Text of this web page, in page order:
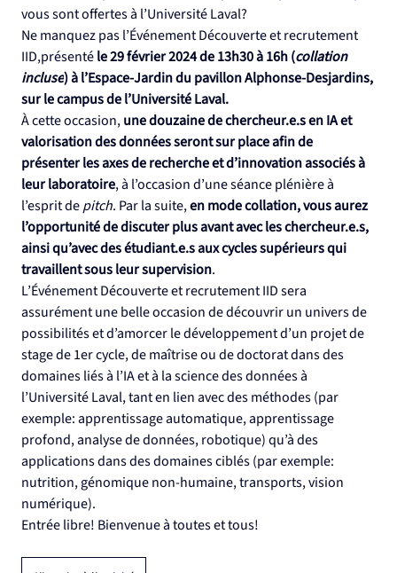
vous sont offertes à l’Université Laval?
Ne manquez pas l’Événement Découverte et recrutement
IID,présenté le 29 février 2024 de 13h30 à 16h (collation
incluse) à l’Espace-Jardin du pavillon Alphonse-Desjardins,
sur le campus de l’Université Laval.
À cette occasion, une douzaine de chercheur.e.s en IA et
valorisation des données seront sur place afin de
présenter les axes de recherche et d’innovation associés à
leur laboratoire, à l’occasion d’une séance plénière à
l’esprit de pitch. Par la suite, en mode collation, vous aurez
l’opportunité de discuter plus avant avec les chercheur.e.s,
ainsi qu’avec des étudiant.e.s aux cycles supérieurs qui
travaillent sous leur supervision.
L’Événement Découverte et recrutement IID sera
assurément une belle occasion de découvrir un univers de
possibilités et d’amorcer le développement d’un projet de
stage de 1er cycle, de maîtrise ou de doctorat dans des
domaines liés à l’IA et à la science des données à
l’Université Laval, tant en lien avec des méthodes (par
exemple: apprentissage automatique, apprentissage
profond, analyse de données, robotique) qu’à des
applications dans des domaines ciblés (par exemple:
nutrition, génomique non-humaine, transports, vision
numérique).
Entrée libre! Bienvenue à toutes et tous!